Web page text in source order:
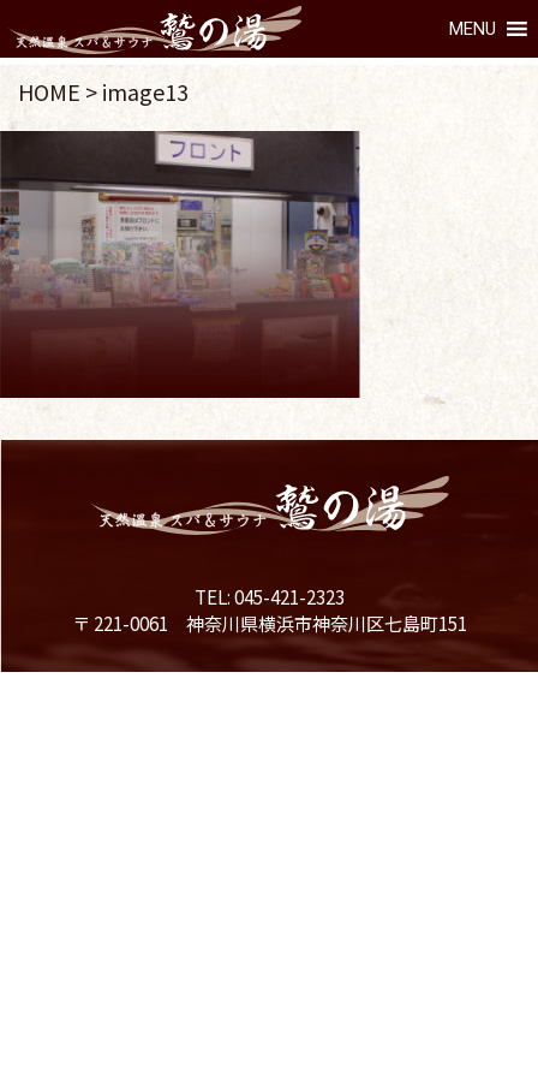
MENU
HOME >image13
TEL: 045-421-2323
〒 221-0061 神奈川県横浜市神奈川区七島町151